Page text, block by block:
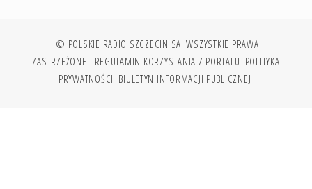
© POLSKIE RADIO SZCZECIN SA. WSZYSTKIE PRAWA
ZASTRZEŻONE. REGULAMIN KORZYSTANIA Z PORTALU POLITYKA
PRYWATNOŚCI BIULETYN INFORMACJI PUBLICZNEJ